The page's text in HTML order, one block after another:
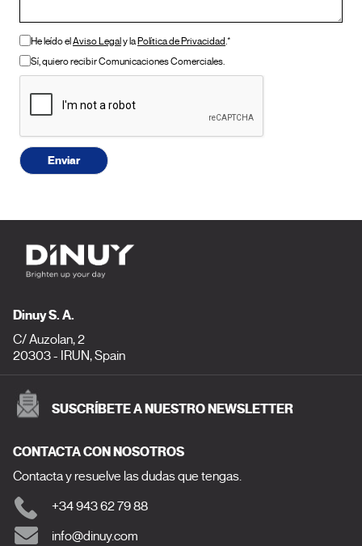
He leído elAviso Legaly laPolítica de Privacidad .*
Sí, quiero recibir Comunicaciones Comerciales.
Enviar
Dinuy S. A.
C/ Auzolan, 2
20303 - IRUN, Spain
SUSCRÍBETE A NUESTRO NEWSLETTER
CONTACTA CON NOSOTROS
Contacta y resuelve las dudas que tengas.
+34 943 62 79 88
info@dinuy.com